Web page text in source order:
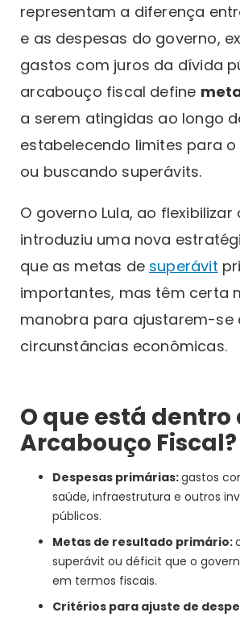
representam a diferença
e as despesas do governo,
gastos com juros da dívida
arcabouço fiscal define
a serem atingidas ao longo
estabelecendo limites para
ou buscando superávits.
O governo Lula, ao
introduziu uma nova
que as metas de superávit
importantes, mas têm certa
manobra para ajustarem-se
circunstâncias econômicas.
O que está dentro
Arcabouço Fiscal?
Despesas primárias:gastos
saúde, infraestrutura e outros
públicos.
Metas de resultado primário:
superávit ou déficit que o
em termos fiscais.
Critérios para ajuste de